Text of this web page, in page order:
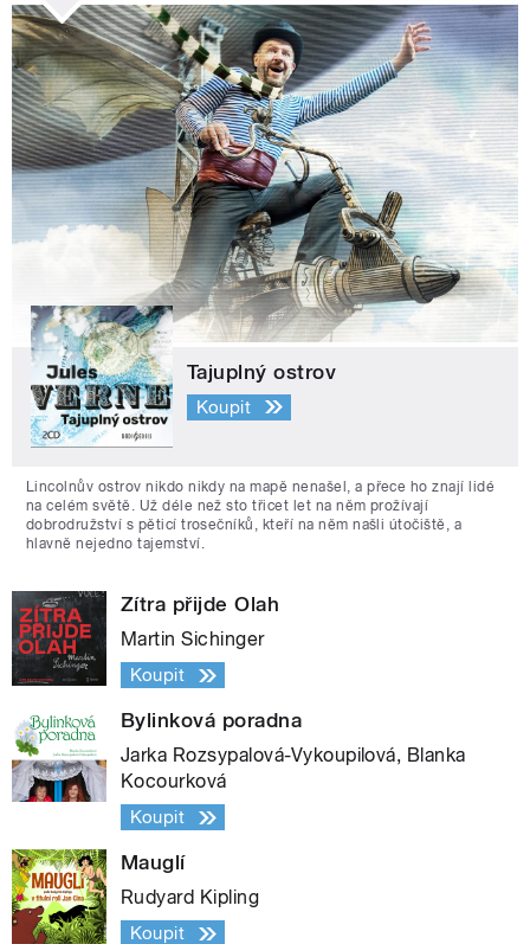
Tajuplný ostrov
Koupit
Lincolnův ostrov nikdo nikdy na mapě nenašel, a přece ho znají lidé
na celém světě. Už déle než sto třicet let na něm prožívají
dobrodružství s pěticí trosečníků, kteří na něm našli útočiště, a
hlavně nejedno tajemství.
Zítra přijde Olah
Martin Sichinger
Koupit
Bylinková poradna
Jarka Rozsypalová-Vykoupilová, Blanka
Kocourková
Koupit
Mauglí
Rudyard Kipling
Koupit